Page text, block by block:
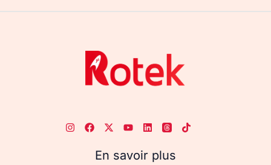
En savoir plus